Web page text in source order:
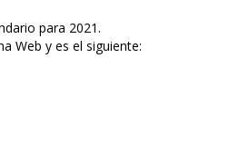
para 2021.
Web y es el siguiente: